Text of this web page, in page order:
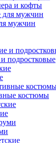
и кофты
мужчин
подростковые
костюмы